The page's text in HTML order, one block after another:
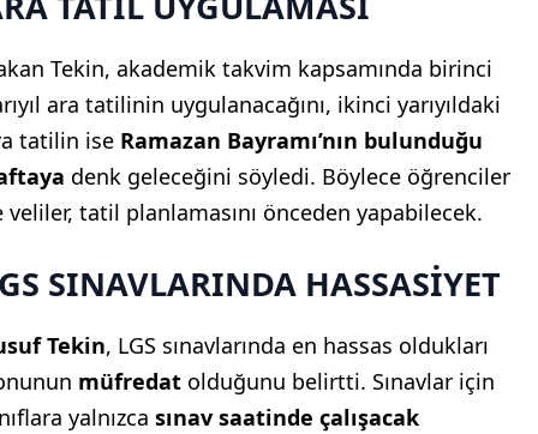
Tekin, akademik takvim kapsamında birinci
ara tatilinin uygulanacağını, ikinci yarıyıldaki
tatilin ise Ramazan Bayramı’nın bulunduğu
denk geleceğini söyledi. Böylece öğrenciler
veliler, tatil planlamasını önceden yapabilecek.
SINAVLARINDA HASSASİYET
Tekin, LGS sınavlarında en hassas oldukları
müfredat olduğunu belirtti. Sınavlar için
yalnızca sınav saatinde çalışacak